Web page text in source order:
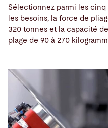
Sélectionnez parmi les cinq
les besoins, la force de
320 tonnes et la capacité
plage de 90 à 270